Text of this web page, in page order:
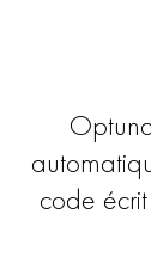
code